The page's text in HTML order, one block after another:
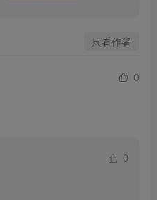
只看作者
0
0